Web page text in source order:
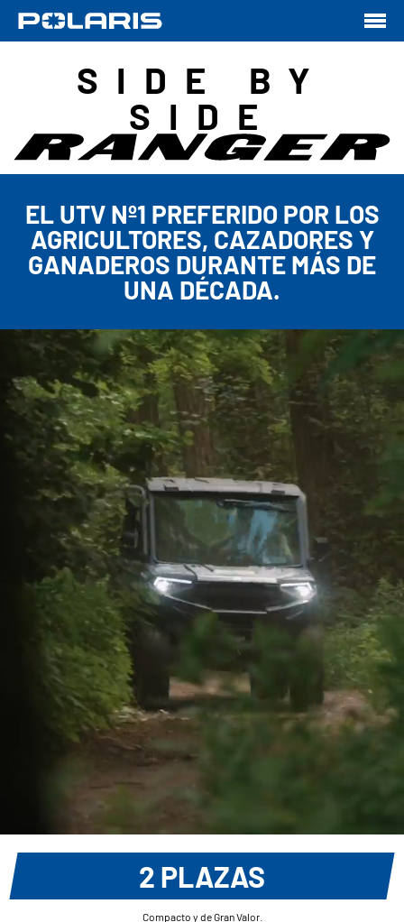
SIDE BY
SIDE
EL UTV Nº1 PREFERIDO POR LOS
AGRICULTORES, CAZADORES Y
GANADEROS DURANTE MÁS DE
UNA DÉCADA.
2 PLAZAS
Compacto y de Gran Valor.